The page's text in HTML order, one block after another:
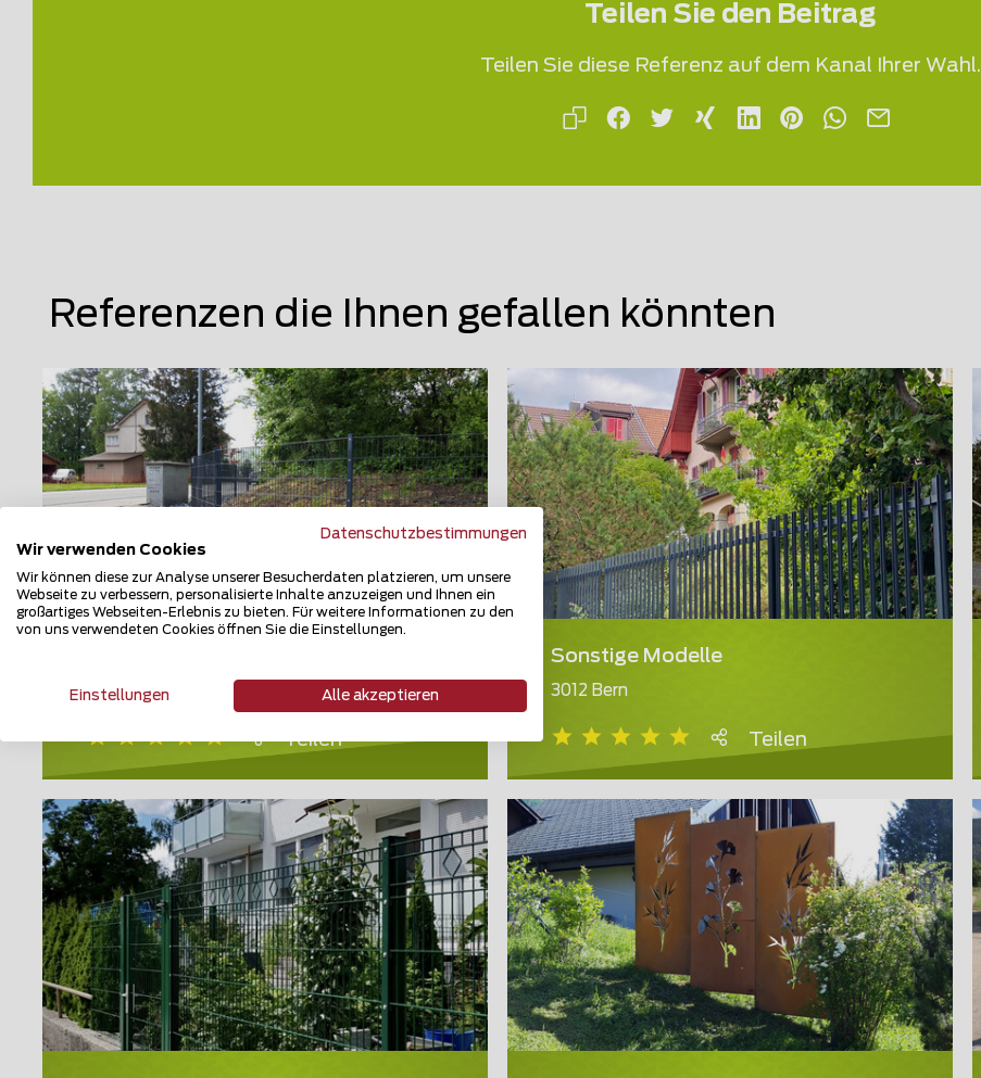
Teilen Sie den Beitrag
Teilen Sie diese Referenz auf dem Kanal Ihrer Wahl.
Referenzen die Ihnen gefallen könnten
9470 Werdenberg
Teilen
Sonstige Modelle
3012 Bern
Teilen
Datenschutzbestimmungen
Wir verwenden Cookies
Wir können diese zur Analyse unserer Besucherdaten platzieren, um unsere
Webseite zu verbessern, personalisierte Inhalte anzuzeigen und Ihnen ein
großartiges Webseiten-Erlebnis zu bieten. Für weitere Informationen zu den
von uns verwendeten Cookies öffnen Sie die Einstellungen.
Einstellungen Alle akzeptieren